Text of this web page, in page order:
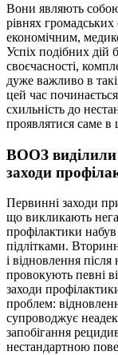
Вони являють
рівнях громадських
економічним,
Успіх подібних дій
своєчасності,
дуже важливо в
цей час
схильність до
проявлятися саме в
ВООЗ виділили
заходи
Первинні заходи
що викликають
профілактики
підлітками.
і відновлення
провокують певні
заходи
проблем:
супроводжує
запобігання
нестандартною